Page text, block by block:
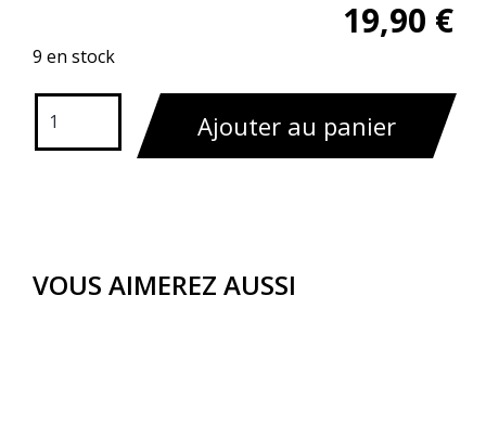
19,90 €
9 en stock
Ajouter au panier
VOUS AIMEREZ AUSSI